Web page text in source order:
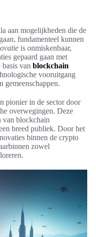
aan mogelijkheden die de
fundamenteel kunnen
is onmiskenbaar,
gepaard gaan met
van blockchain
vooruitgang
pionier in de sector door
overwegingen. Deze
van blockchain
breed publiek. Door het
binnen de crypto
zowel